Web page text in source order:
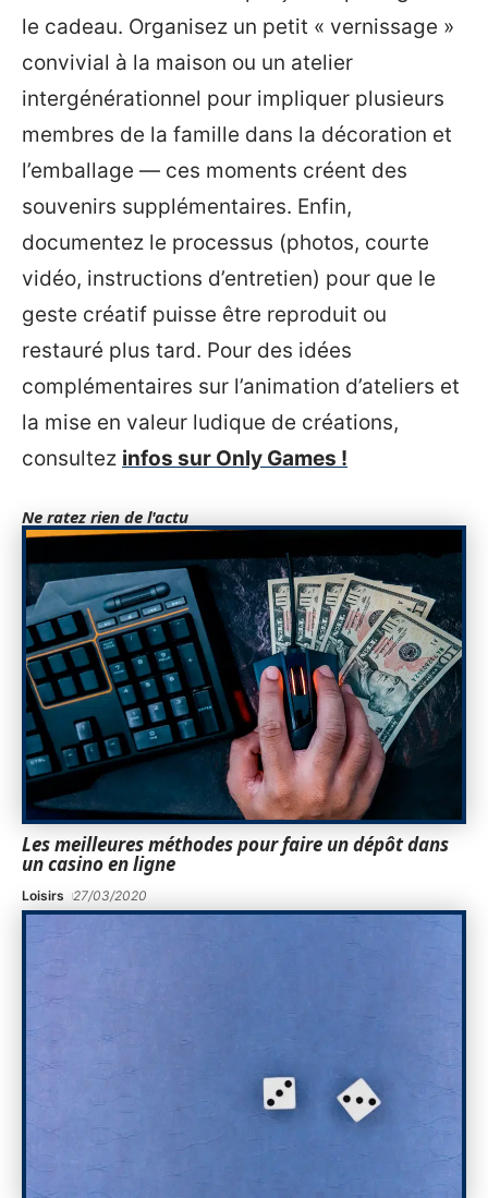
le cadeau. Organisez un petit « vernissage »
convivial à la maison ou un atelier
intergénérationnel pour impliquer plusieurs
membres de la famille dans la décoration et
l’emballage — ces moments créent des
souvenirs supplémentaires. Enfin,
documentez le processus (photos, courte
vidéo, instructions d’entretien) pour que le
geste créatif puisse être reproduit ou
restauré plus tard. Pour des idées
complémentaires sur l’animation d’ateliers et
la mise en valeur ludique de créations,
consultez infos sur Only Games !
Ne ratez rien de l'actu
Les meilleures méthodes pour faire un dépôt dans
un casino en ligne
Loisirs 27/03/2020